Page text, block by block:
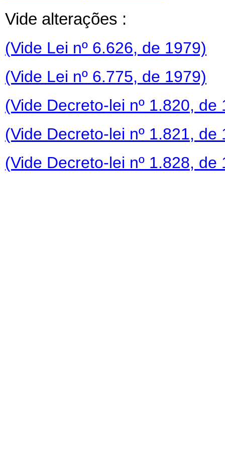
Vide alterações :
(Vide Lei nº 6.626, de 1979)
(Vide Lei nº 6.775, de 1979)
(Vide Decreto-lei nº 1.820, de
(Vide Decreto-lei nº 1.821, de
(Vide Decreto-lei nº 1.828, de